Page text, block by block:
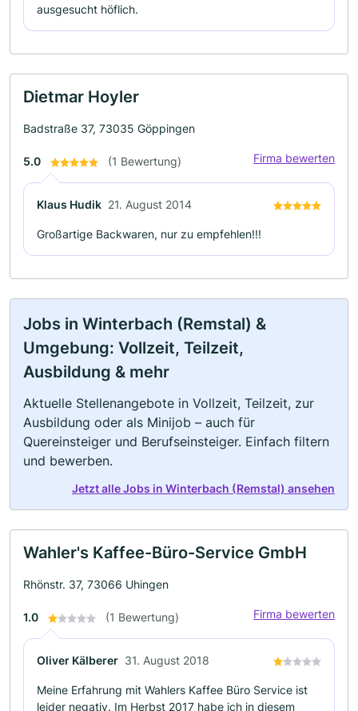
ausgesucht höflich.
Dietmar Hoyler
Badstraße 37, 73035 Göppingen
5.0 (1 Bewertung) Firma bewerten
Klaus Hudik 21. August 2014
Großartige Backwaren, nur zu empfehlen!!!
Jobs in Winterbach (Remstal) &
Umgebung: Vollzeit, Teilzeit,
Ausbildung & mehr
Aktuelle Stellenangebote in Vollzeit, Teilzeit, zur
Ausbildung oder als Minijob – auch für
Quereinsteiger und Berufseinsteiger. Einfach filtern
und bewerben.
Jetzt alle Jobs in Winterbach (Remstal) ansehen
Wahler's Kaffee-Büro-Service GmbH
Rhönstr. 37, 73066 Uhingen
1.0 (1 Bewertung) Firma bewerten
Oliver Kälberer 31. August 2018
Meine Erfahrung mit Wahlers Kaffee Büro Service ist
leider negativ. Im Herbst 2017 habe ich in diesem